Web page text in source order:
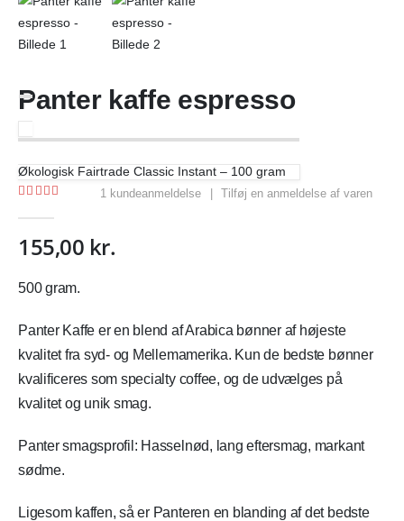
Panter kaffe espresso
Økologisk Fairtrade Classic Instant – 100 gram
1 kundeanmeldelse Tilføj en anmeldelse af varen
155,00 kr.
500 gram.
Panter Kaffe er en blend af Arabica bønner af højeste
kvalitet fra syd- og Mellemamerika. Kun de bedste bønner
kvalificeres som specialty coffee, og de udvælges på
kvalitet og unik smag.
Panter smagsprofil: Hasselnød, lang eftersmag, markant
sødme.
Ligesom kaffen, så er Panteren en blanding af det bedste